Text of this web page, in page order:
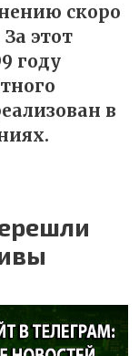
скоро
этот
году
в